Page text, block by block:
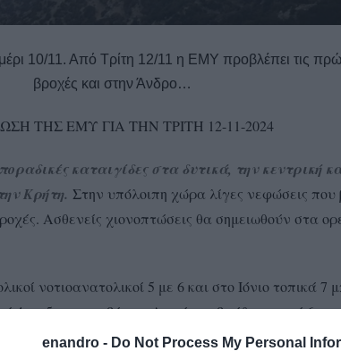
enandro - Do Not Process My Personal
10/11. Από Τρίτη 12/11 η ΕΜΥ προβλέπει τις
βροχές και στην Άνδρο…
ΤΗΣ ΕΜΥ ΓΙΑ ΤΗΝ ΤΡΙΤΗ 12-11-2024
καταιγίδες στα δυτικά, την κεντρική
Κρήτη. Στην υπόλοιπη χώρα λίγες νεφώσεις που
Ασθενείς χιονοπτώσεις θα σημειωθούν στα
νοτιοανατολικοί 5 με 6 και στο Ιόνιο τοπικά 7
4 με 5 και στο βόρειο Αιγαίο το βράδυ τοπικά 6